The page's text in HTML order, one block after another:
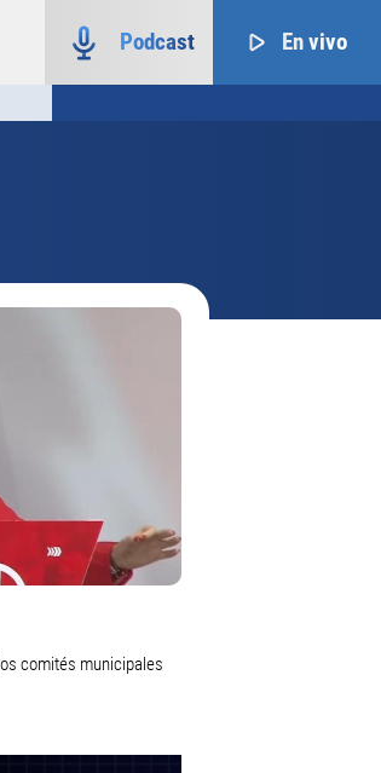
Podcast En vivo
comités municipales